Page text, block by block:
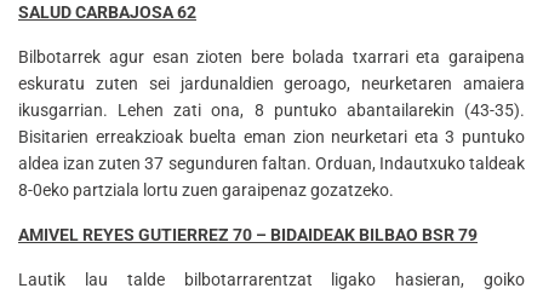
SALUD CARBAJOSA 62
Bilbotarrek agur esan zioten bere bolada txarrari eta garaipena
eskuratu zuten sei jardunaldien geroago, neurketaren amaiera
ikusgarrian. Lehen zati ona, 8 puntuko abantailarekin (43-35).
Bisitarien erreakzioak buelta eman zion neurketari eta 3 puntuko
aldea izan zuten 37 segunduren faltan. Orduan, Indautxuko taldeak
8-0eko partziala lortu zuen garaipenaz gozatzeko.
AMIVEL REYES GUTIERREZ 70 – BIDAIDEAK BILBAO BSR 79
Lautik lau talde bilbotarrarentzat ligako hasieran, goiko